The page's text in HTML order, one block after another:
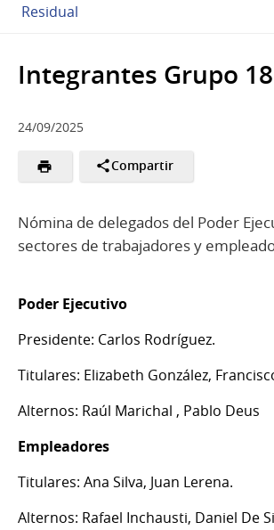
Residual
Integrantes Grupo 18
24/09/2025
Compartir
Nómina de delegados del Poder
sectores de trabajadores y
Poder Ejecutivo
Presidente: Carlos Rodríguez.
Titulares: Elizabeth González,
Alternos: Raúl Marichal , Pablo Deus
Empleadores
Titulares: Ana Silva, Juan Lerena.
Alternos: Rafael Inchausti, Daniel De